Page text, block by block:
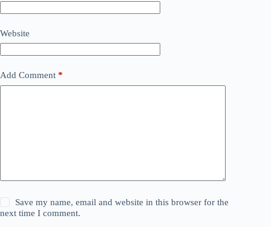
Website
Add Comment *
Save my name, email and website in this browser for the
next time I comment.